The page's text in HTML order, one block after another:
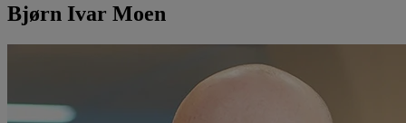
Bjørn Ivar Moen